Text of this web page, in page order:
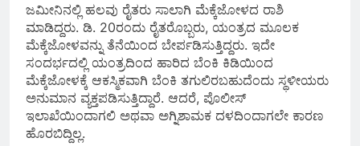
ಜಮೀನಿನಲ್ಲಿ ಹಲವು ರೈತರು ಸಾಲಾಗಿ ಮೆಕ್ಕೆಜೋಳದ ರಾಶಿ
ಮಾಡಿದ್ದರು. ಡಿ. 20ರಂದು ರೈತರೊಬ್ಬರು, ಯಂತ್ರದ ಮೂಲಕ
ಮೆಕ್ಕೆಜೋಳವನ್ನು ತೆನೆಯಿಂದ ಬೇರ್ಪಡಿಸುತ್ತಿದ್ದರು. ಇದೇ
ಸಂದರ್ಭದಲ್ಲಿ ಯಂತ್ರದಿಂದ ಹಾರಿದ ಬೆಂಕಿ ಕಿಡಿಯಿಂದ
ಮೆಕ್ಕೆಜೋಳಕ್ಕೆ ಆಕಸ್ಮಿಕವಾಗಿ ಬೆಂಕಿ ತಗುಲಿರಬಹುದೆಂದು ಸ್ಥಳೀಯರು
ಅನುಮಾನ ವ್ಯಕ್ತಪಡಿಸುತ್ತಿದ್ದಾರೆ. ಆದರೆ, ಪೊಲೀಸ್
ಇಲಾಖೆಯಿಂದಾಗಲಿ ಅಥವಾ ಅಗ್ನಿಶಾಮಕ ದಳದಿಂದಾಗಲೇ ಕಾರಣ
ಹೊರಬಿದ್ದಿಲ್ಲ.